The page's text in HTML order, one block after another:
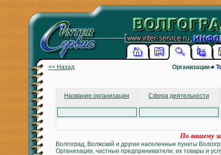
<< Назад Организации
Название организации Сфера деятельности
По вашему
Волгоград, Волжский и другие населенные пункты
Организации, частные предприниматели, их товары и